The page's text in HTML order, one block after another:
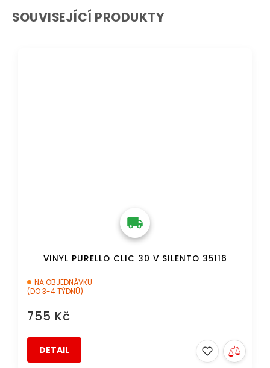
SOUVISEJÍCÍ PRODUKTY
VINYL PURELLO CLIC 30 V SILENTO 35116
NA OBJEDNÁVKU
(DO 3-4 TÝDNŮ)
755 Kč
DETAIL